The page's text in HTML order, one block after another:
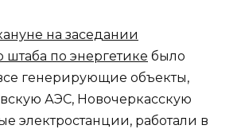
на заседании
штаба по энергетике было
генерирующие объекты,
АЭС, Новочеркасскую
электростанции, работали в